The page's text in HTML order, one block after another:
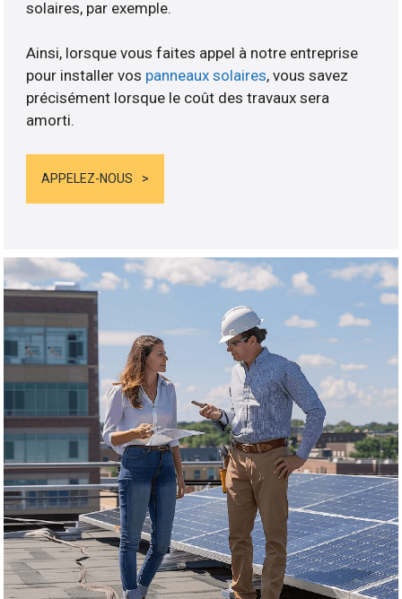
solaires, par exemple.
Ainsi, lorsque vous faites appel à notre entreprise
pour installer vos panneaux solaires, vous savez
précisément lorsque le coût des travaux sera
amorti.
APPELEZ-NOUS